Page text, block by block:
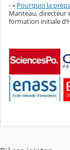
- « Pourquoi la
Manteau, directeur
formation initiale